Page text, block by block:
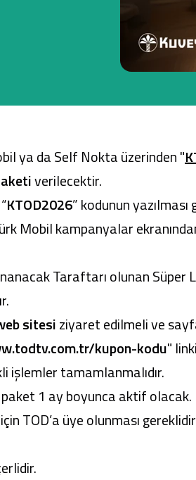
Tarım Finansmanı
Yatırım
ya da Self Nokta üzerinden "
verilecektir.
KTOD2026” kodunun
Mobil kampanyalar
Taraftarı olunan Süper
sitesiziyaret edilmeli ve
kupon-kodu"
işlemler tamamlanmalıdır.
1 ay boyunca aktif olacak.
TOD’a üye olunması